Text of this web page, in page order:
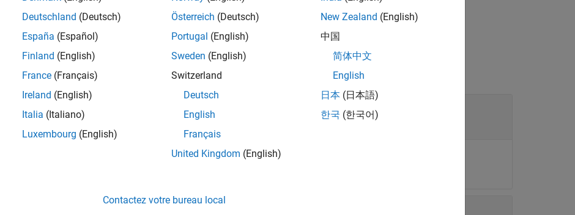
= read(imgSet,idx)returns an image from the image set,imgSet , located at the indexidx.
Input Arguments
collapse all
imageSetobject
object.
Image location index
Deutschland (Deutsch)
España (Español)
Finland (English)
France (Français)
Ireland (English)
Italia (Italiano)
Luxembourg (English)
Österreich (Deutsch)
Portugal (English)
Sweden (English)
Switzerland
Deutsch
English
Français
United Kingdom (English)
New Zealand (English)
中国
简体中文
English
日本 (日本語)
한국 (한국어)
Contactez votre bureau local